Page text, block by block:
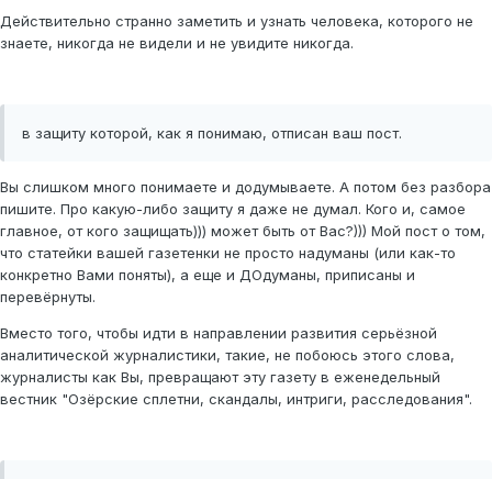
Действительно странно заметить и узнать человека, которого не
знаете, никогда не видели и не увидите никогда.
в защиту которой, как я понимаю, отписан ваш пост.
Вы слишком много понимаете и додумываете. А потом без разбора
пишите. Про какую-либо защиту я даже не думал. Кого и, самое
главное, от кого защищать))) может быть от Вас?))) Мой пост о том,
что статейки вашей газетенки не просто надуманы (или как-то
конкретно Вами поняты), а еще и ДОдуманы, приписаны и
перевёрнуты.
Вместо того, чтобы идти в направлении развития серьёзной
аналитической журналистики, такие, не побоюсь этого слова,
журналисты как Вы, превращают эту газету в еженедельный
вестник "Озёрские сплетни, скандалы, интриги, расследования".